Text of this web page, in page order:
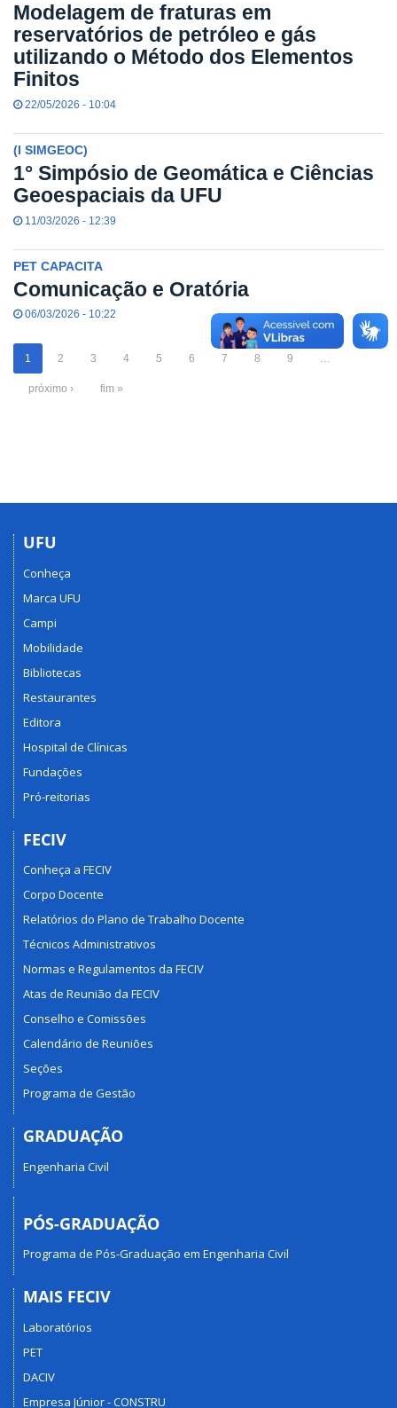
Modelagem de fraturas em
reservatórios de petróleo e gás
utilizando o Método dos Elementos
Finitos
22/05/2026 - 10:04
(I SIMGEOC)
1° Simpósio de Geomática e Ciências
Geoespaciais da UFU
11/03/2026 - 12:39
PET CAPACITA
Comunicação e Oratória
06/03/2026 - 10:22
1 2 3 4 5 6 7 8 9 …
próximo › fim »
UFU
Conheça
Marca UFU
Campi
Mobilidade
Bibliotecas
Restaurantes
Editora
Hospital de Clínicas
Fundações
Pró-reitorias
FECIV
Conheça a FECIV
Corpo Docente
Relatórios do Plano de Trabalho Docente
Técnicos Administrativos
Normas e Regulamentos da FECIV
Atas de Reunião da FECIV
Conselho e Comissões
Calendário de Reuniões
Seções
Programa de Gestão
GRADUAÇÃO
Engenharia Civil
PÓS-GRADUAÇÃO
Programa de Pós-Graduação em Engenharia Civil
MAIS FECIV
Laboratórios
PET
DACIV
Empresa Júnior - CONSTRU